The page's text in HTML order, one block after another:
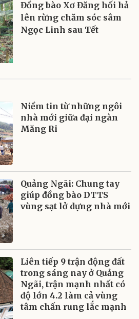
Đồng bào Xơ Đăng hối hả
lên rừng chăm sóc sâm
Ngọc Linh sau Tết
Niềm tin từ những ngôi
nhà mới giữa đại ngàn
Măng Ri
Quảng Ngãi: Chung tay
giúp đồng bào DTTS
vùng sạt lở dựng nhà mới
Liên tiếp 9 trận động đất
trong sáng nay ở Quảng
Ngãi, trận mạnh nhất có
độ lớn 4.2 làm cả vùng
tâm chấn rung lắc mạnh